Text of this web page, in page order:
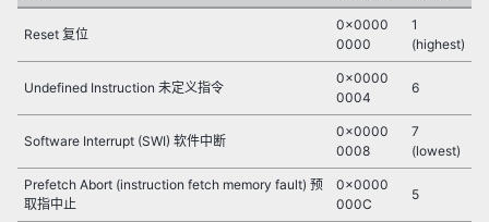
Reset 复位
0x0000
0000
1
(highest)
Undefined Instruction 未定义指令
0x0000
0004
6
Software Interrupt (SWI) 软件中断
0x0000
0008
7
(lowest)
Prefetch Abort (instruction fetch memory fault) 预
取指中止
0x0000
000C
5